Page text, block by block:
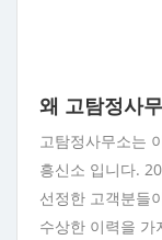
왜 고탐정사
고탐정사무소는
흥신소 입니다.
선정한 고객분들
수상한 이력을 가